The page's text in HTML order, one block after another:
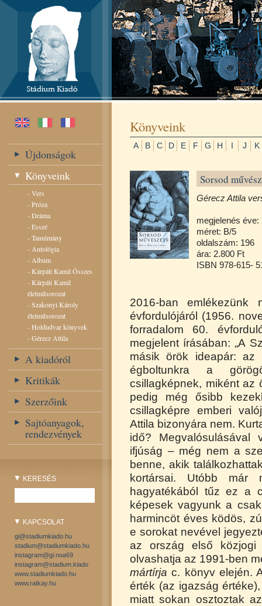
Újdonságok
Könyveink
-Vers
-Próza
-Dráma
-Esszé
-Tanulmány
- Antológia
- Album
-Kárpáti Kamil Összes
-Kárpáti Kamil
életműsorozat
-Szakonyi Károly
életműsorozat
-Holdudvar könyvek
-Gérecz Attila
A kiadóról
Kritikák
Szerzőink
Sajtóanyagok,
rendezvények
KERESÉS
KAPCSOLAT
gi@stadiumkiado.hu
stadium@stadiumkiado.hu
instagram@gi.noa69
instagram@stadium.kiado
www.stadiumkiado.hu
www.ratkay.hu
Könyveink
A B C D E F G H I J K
Sorsod
Gérecz Attila
megjelenés éve:
méret: B/5
oldalszám: 196
ára: 2.800 Ft
ISBN 978-615-
2016-ban emlékezünk
évfordulójáról (1956.
forradalom 60.
megjelent írásában: „A
másik örök ideapár:
égboltunkra a
csillagképnek, miként az
pedig még ősibb
csillagképre emberi
Attila bizonyára nem.
idő? Megvalósulásával
ifjúság – még nem a
benne, akik
kortársai. Utóbb már
hagyatékából tűz ez a
képesek vagyunk a
harmincöt éves ködös,
e sorokat nevével
az ország első közjogi
olvashatja az 1991-ben
mártírja c. könyv elején.
érték (az igazság
miatt sokan osztoztak